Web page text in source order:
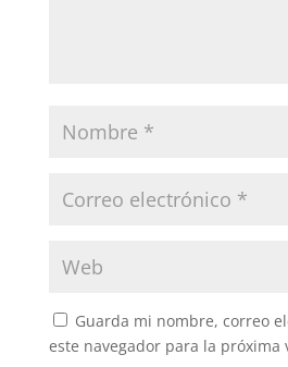
Guarda mi nombre, correo
este navegador para la próxima